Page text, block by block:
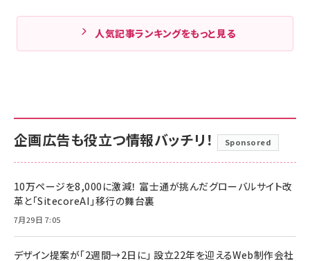
人気記事ランキングをもっと見る
企画広告も役立つ情報バッチリ！ Sponsored
10万ページを8,000に激減！ 富士通が挑んだグローバルサイト改
革と「SitecoreAI」移行の舞台裏
7月29日 7:05
デザイン提案が「2週間→2日に」 設立22年を迎えるWeb制作会社